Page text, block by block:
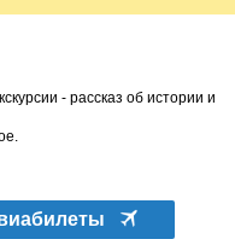
- рассказ об истории и